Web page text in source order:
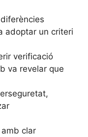
adoptar un criteri
verificació
va revelar que
clar